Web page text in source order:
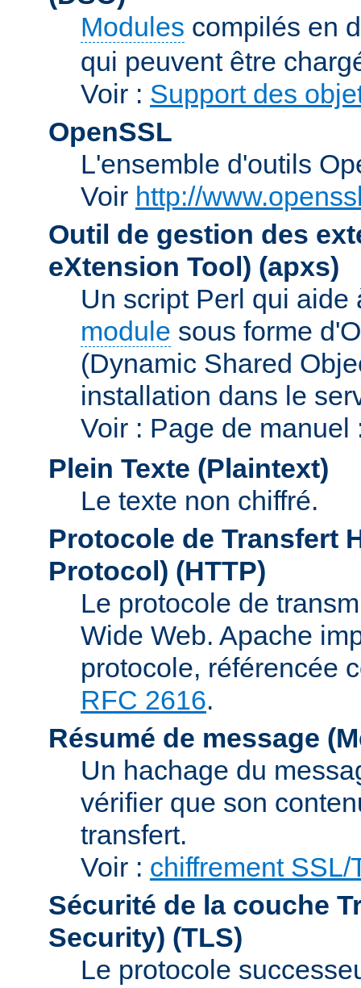
Modules compilés en
qui peuvent être
Voir : Support des
OpenSSL
L'ensemble d'outils
Voir http://
Outil de gestion des
eXtension Tool) (apxs)
Un script Perl qui
module sous forme
(Dynamic Shared
installation dans le
Voir : Page de
Plein Texte (Plaintext)
Le texte non chiffré.
Protocole de Transfert
Protocol) (HTTP)
Le protocole de
Wide Web. Apache
protocole, référencée
RFC 2616.
Résumé de message
Un hachage du
vérifier que son
transfert.
Voir : chiffrement SSL/
Sécurité de la couche
Security) (TLS)
Le protocole